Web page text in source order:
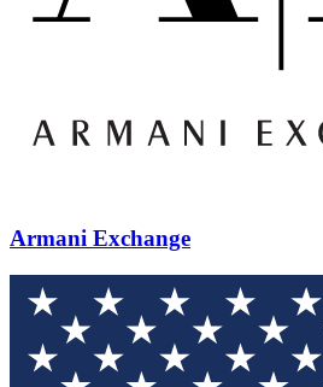
Armani Exchange